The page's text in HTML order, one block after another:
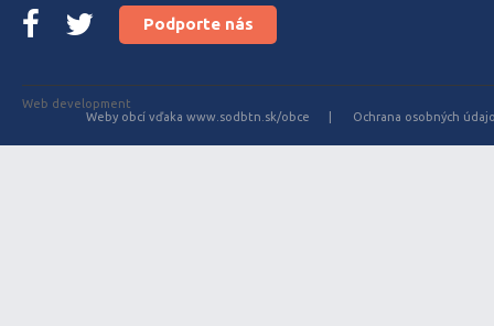
Podporte nás
Web development
Weby obcí vďaka www.sodbtn.sk/obce
Ochrana osobných